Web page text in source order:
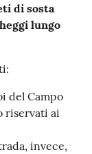
di sosta
lungo
del Campo
riservati ai
invece,